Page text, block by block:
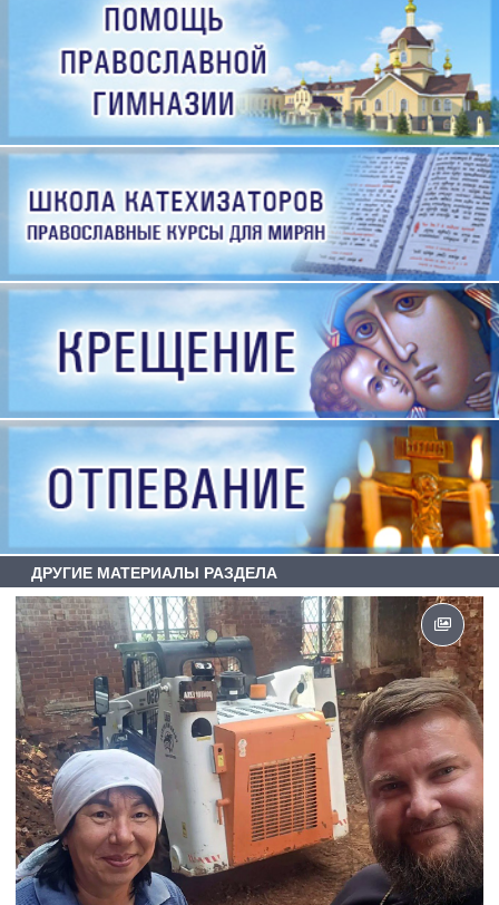
ДРУГИЕ МАТЕРИАЛЫ РАЗДЕЛА